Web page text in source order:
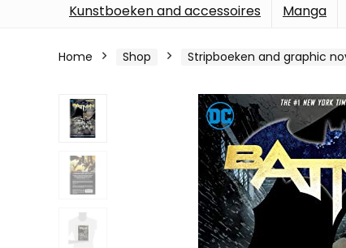
Kunstboeken and accessoires Manga
Home Shop Stripboeken and graphic